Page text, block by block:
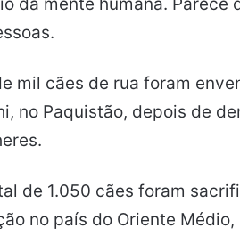
mil cães de rua foram
no Paquistão, depois de
de 1.050 cães foram
no país do Oriente